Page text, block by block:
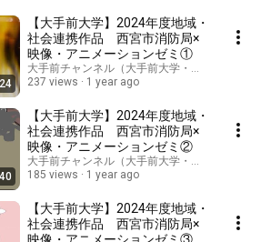
【大手前大学】2024年度地域・
社会連携作品 西宮市消防局×
映像・アニメーションゼミ①
大手前チャンネル（大手前大学・大手前短期大学
237 views
1 year ago
【大手前大学】2024年度地域・
社会連携作品 西宮市消防局×
映像・アニメーションゼミ②
大手前チャンネル（大手前大学・大手前短期大学
185 views
1 year ago
【大手前大学】2024年度地域・
社会連携作品 西宮市消防局×
映像・アニメーションゼミ③